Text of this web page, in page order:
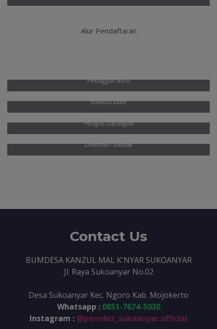
Alur Pendaftaran
Pelanggan Baru
Data Diterima Admin
Validasi Data
Survey
Petugas Lapangan
Keputusan Akhir
Diterima / Ditolak
Contact Us
BUMDESA KANZUL MAL K'NYAR SUKOANYAR
Jl. Raya Sukoanyar No.02
Desa Sukoanyar Kec. Ngoro Kab. Mojokerto
Whatsapp : 0851-7674-5030
Instagram : @pemdes_sukoanyar.official